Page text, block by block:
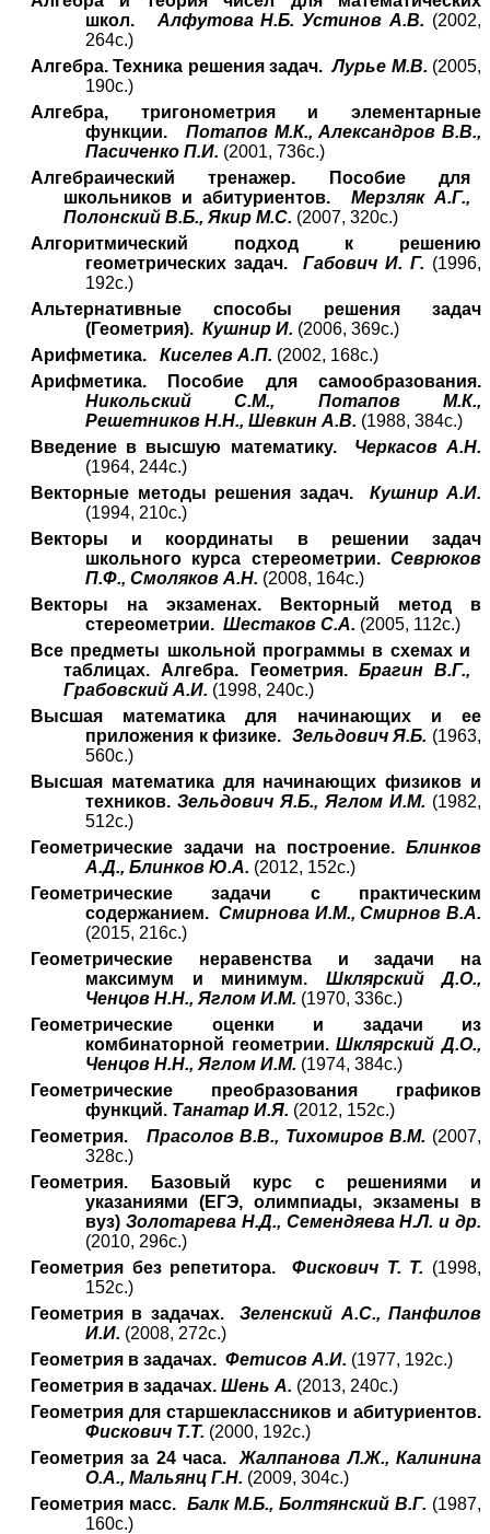
школ. Алфутова Н.Б. Устинов А.В. (2002,
264с.)
Алгебра. Техника решения задач.Лурье М.В. (2005,
190с.)
Алгебра, тригонометрия и элементарные
функции.
Потапов М.К., Александров В.В.,
Пасиченко П.И. (2001, 736с.)
Алгебраический тренажер. Пособие для
школьников и абитуриентов. Мерзляк А.Г.,
Полонский В.Б., Якир М.С. (2007, 320с.)
Алгоритмический подход к решению
геометрических задач. Габович И. Г. (1996,
192с.)
Альтернативные способы решения задач
(Геометрия). Кушнир И. (2006, 369с.)
Арифметика.
Киселев А.П. (2002, 168с.)
Арифметика. Пособие для самообразования.
Никольский С.М., Потапов М.К.,
Решетников Н.Н., Шевкин А.В. (1988, 384с.)
Введение в высшую математику. Черкасов А.Н.
(1964, 244с.)
Векторные методы решения задач. Кушнир А.И.
(1994, 210с.)
Векторы и координаты в решении задач
школьного курса стереометрии. Севрюков
П.Ф., Смоляков А.Н. (2008, 164с.)
Векторы на экзаменах. Векторный метод в
стереометрии. Шестаков С.А. (2005, 112с.)
Все предметы школьной программы в схемах и
таблицах. Алгебра. Геометрия. Брагин В.Г.,
Грабовский А.И. (1998, 240с.)
Высшая математика для начинающих и ее
приложения к физике. Зельдович Я.Б. (1963,
560с.)
Высшая математика для начинающих физиков и
техников. Зельдович Я.Б., Яглом И.М. (1982,
512с.)
Геометрические задачи на построение. Блинков
А.Д., Блинков Ю.А. (2012, 152с.)
Геометрические задачи с практическим
содержанием.Смирнова И.М., Смирнов В.А.
(2015, 216с.)
Геометрические неравенства и задачи на
максимум и минимум. Шклярский Д.О.,
Ченцов Н.Н., Яглом И.М. (1970, 336с.)
Геометрические оценки и задачи из
комбинаторной геометрии.Шклярский Д.О.,
Ченцов Н.Н., Яглом И.М. (1974, 384с.)
Геометрические преобразования графиков
функций. Танатар И.Я. (2012, 152с.)
Геометрия.
Прасолов В.В., Тихомиров В.М. (2007,
328с.)
Геометрия. Базовый курс с решениями и
указаниями (ЕГЭ, олимпиады, экзамены в
вуз) Золотарева Н.Д., Семендяева Н.Л. и др.
(2010, 296с.)
Геометрия без репетитора.Фискович Т. Т. (1998,
152с.)
Геометрия в задачах.Зеленский А.С., Панфилов
И.И. (2008, 272с.)
Геометрия в задачах. Фетисов А.И. (1977, 192с.)
Геометрия в задачах. Шень А. (2013, 240с.)
Геометрия для старшеклассников и абитуриентов.
Фискович Т.Т. (2000, 192с.)
Геометрия за 24 часа.Жалпанова Л.Ж., Калинина
О.А., Мальянц Г.Н. (2009, 304с.)
Геометрия масс. Балк М.Б., Болтянский В.Г. (1987,
160с.)